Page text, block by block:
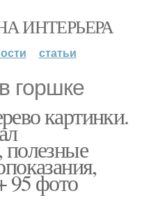
ИНТЕРЬЕРА
статьи
горшке
картинки.
полезные
95 фото